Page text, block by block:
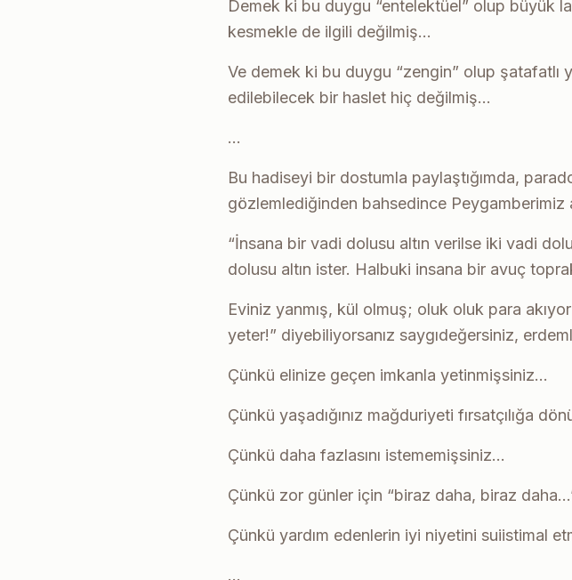
Demek ki bu duygu “entelektüel” olup büyük
kesmekle de ilgili değilmiş…
Ve demek ki bu duygu “zengin” olup şatafatlı
edilebilecek bir haslet hiç değilmiş…
…
Bu hadiseyi bir dostumla paylaştığımda,
gözlemlediğinden bahsedince Peygamberimiz
“İnsana bir vadi dolusu altın verilse iki vadi
dolusu altın ister. Halbuki insana bir avuç
Eviniz yanmış, kül olmuş; oluk oluk para
yeter!” diyebiliyorsanız saygıdeğersiniz,
Çünkü elinize geçen imkanla yetinmişsiniz…
Çünkü yaşadığınız mağduriyeti fırsatçılığa
Çünkü daha fazlasını istememişsiniz…
Çünkü zor günler için “biraz daha, biraz
Çünkü yardım edenlerin iyi niyetini suiistimal
…